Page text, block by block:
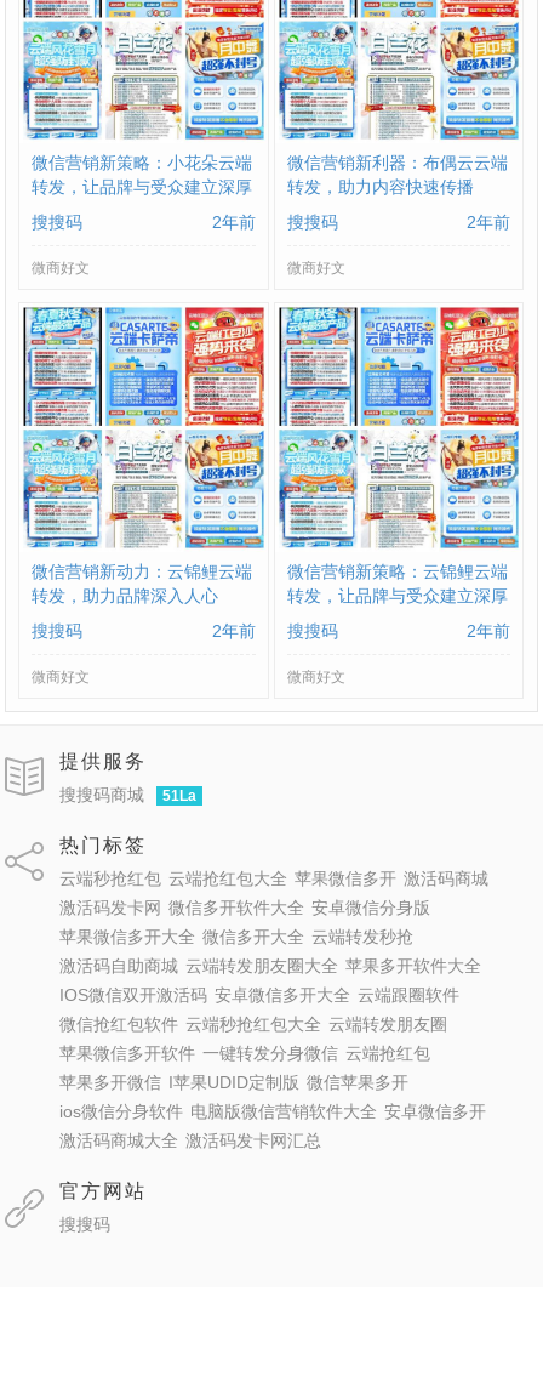
微信营销新策略：小花朵云端
转发，让品牌与受众建立深厚
联系
搜搜码 2年前
微商好文
微信营销新利器：布偶云云端
转发，助力内容快速传播
搜搜码
2年前
微商好文
微信营销新动力：云锦鲤云端
转发，助力品牌深入人心
搜搜码
2年前
微商好文
微信营销新策略：云锦鲤云端
转发，让品牌与受众建立深厚
联系
搜搜码 2年前
微商好文
提供服务
搜搜码商城 51La
热门标签
云端秒抢红包 云端抢红包大全 苹果微信多开 激活码商城
激活码发卡网 微信多开软件大全 安卓微信分身版
苹果微信多开大全 微信多开大全 云端转发秒抢
激活码自助商城 云端转发朋友圈大全 苹果多开软件大全
IOS微信双开激活码 安卓微信多开大全 云端跟圈软件
微信抢红包软件 云端秒抢红包大全 云端转发朋友圈
苹果微信多开软件 一键转发分身微信 云端抢红包
苹果多开微信 I苹果UDID定制版 微信苹果多开
ios微信分身软件 电脑版微信营销软件大全 安卓微信多开
激活码商城大全 激活码发卡网汇总
官方网站
搜搜码